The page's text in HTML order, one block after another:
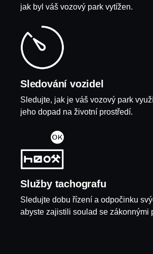
jak byl váš vozový park vytížen.
Sledování vozidel
Sledujte, jak je váš vozový park
jeho dopad na životní prostředí.
Služby tachografu
Sledujte dobu řízení a odpočinku
abyste zajistili soulad se zákonnými